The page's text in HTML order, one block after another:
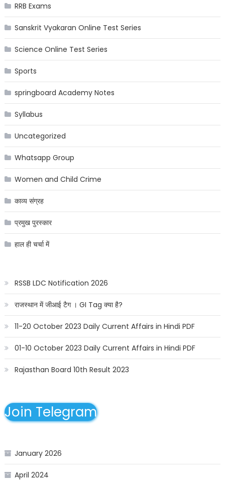
RRB Exams
Sanskrit Vyakaran Online Test Series
Science Online Test Series
Sports
springboard Academy Notes
Syllabus
Uncategorized
Whatsapp Group
Women and Child Crime
काव्य संग्रह
प्रमुख पुरस्कार
हाल ही चर्चा में
RSSB LDC Notification 2026
राजस्थान में जीआई टैग । GI Tag क्या है?
11-20 October 2023 Daily Current Affairs in Hindi PDF
01-10 October 2023 Daily Current Affairs in Hindi PDF
Rajasthan Board 10th Result 2023
Join Telegram
January 2026
April 2024